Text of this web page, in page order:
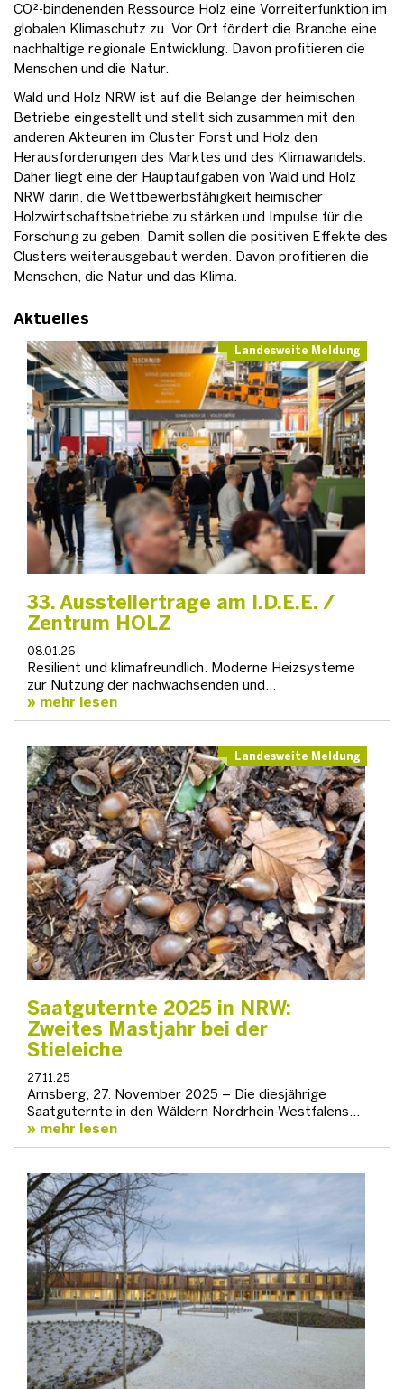
CO²-bindenenden Ressource Holz eine Vorreiterfunktion im
globalen Klimaschutz zu. Vor Ort fördert die Branche eine
nachhaltige regionale Entwicklung. Davon profitieren die
Menschen und die Natur.
Wald und Holz NRW ist auf die Belange der heimischen
Betriebe eingestellt und stellt sich zusammen mit den
anderen Akteuren im Cluster Forst und Holz den
Herausforderungen des Marktes und des Klimawandels.
Daher liegt eine der Hauptaufgaben von Wald und Holz
NRW darin, die Wettbewerbsfähigkeit heimischer
Holzwirtschaftsbetriebe zu stärken und Impulse für die
Forschung zu geben. Damit sollen die positiven Effekte des
Clusters weiterausgebaut werden. Davon profitieren die
Menschen, die Natur und das Klima.
Aktuelles
Landesweite Meldung
33. Ausstellertrage am I.D.E.E. /
Zentrum HOLZ
08.01.26
Resilient und klimafreundlich. Moderne Heizsysteme
zur Nutzung der nachwachsenden und…
mehr lesen
Landesweite Meldung
Saatguternte 2025 in NRW:
Zweites Mastjahr bei der
Stieleiche
27.11.25
Arnsberg, 27. November 2025 – Die diesjährige
Saatguternte in den Wäldern Nordrhein-Westfalens…
mehr lesen